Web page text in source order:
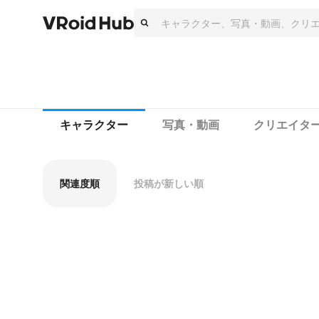
キャラクター 写真・動画 クリエイタ
関連度順 投稿が新しい順